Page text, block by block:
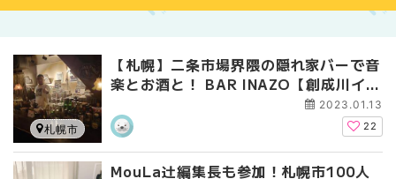
【札幌】二条市場界隈の隠れ家バーで音
楽とお酒と！ BAR INAZO【創成川イー
2023.01.13
22
札幌市
MouLa辻編集長も参加！札幌市100人